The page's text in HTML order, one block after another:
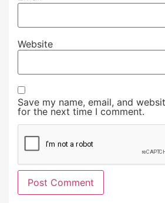
Website
Save my name, email, and
for the next time I comment.